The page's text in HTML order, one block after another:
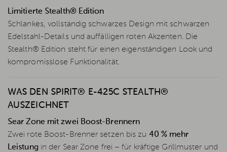
Limitierte Stealth® Edition
Schlankes, vollständig schwarzes Design mit schwarzen
Edelstahl-Details und auffälligen roten Akzenten. Die
Stealth® Edition steht für einen eigenständigen Look und
kompromisslose Funktionalität.
WAS DEN SPIRIT® E-425C STEALTH®
AUSZEICHNET
Sear Zone mit zwei Boost-Brennern
Zwei rote Boost-Brenner setzen bis zu 40 % mehr
Leistungin der Sear Zone frei – für kräftige Grillmuster und